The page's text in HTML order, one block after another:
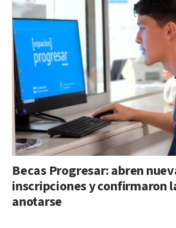
Becas Progresar: abren
inscripciones y confirmaron
anotarse